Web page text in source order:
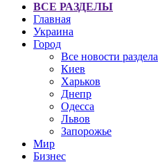
ВСЕ РАЗДЕЛЫ
Главная
Украина
Город
Все новости раздела
Киев
Харьков
Днепр
Одесса
Львов
Запорожье
Мир
Бизнес